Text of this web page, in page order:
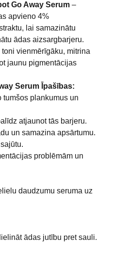
Go Away Serum –
apvieno 4%
lai samazinātu
ādas aizsargbarjeru.
vienmērīgāku, mitrina
jaunu pigmentācijas
Serum Īpašības:
tumšos plankumus un
atjaunot tās barjeru.
un samazina apsārtumu.
problēmām un
daudzumu seruma uz
ādas jutību pret sauli.